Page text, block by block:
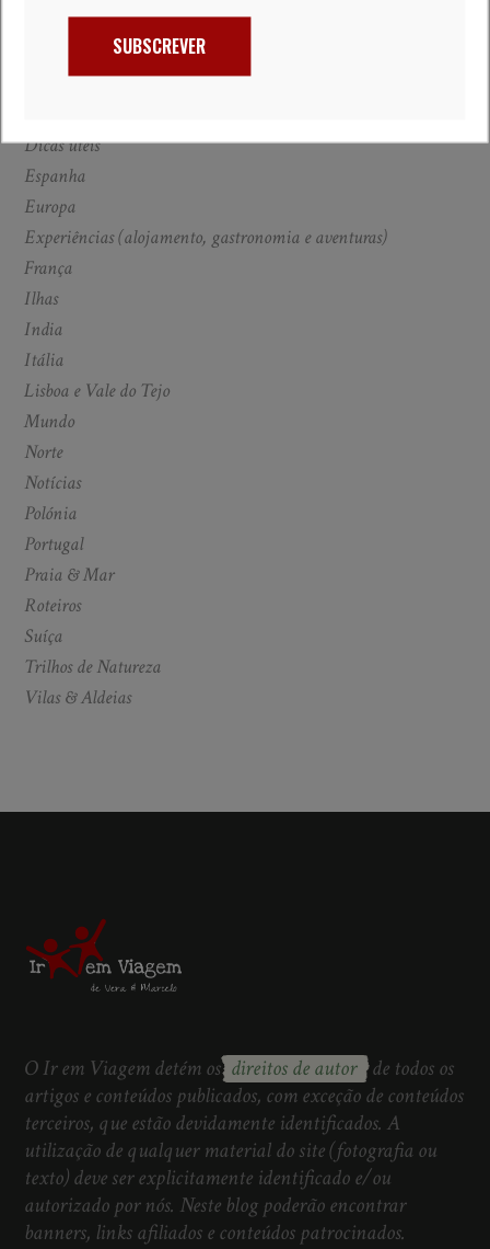
Caraíbas
Crónicas
Dicas úteis
Espanha
Europa
Experiências (alojamento, gastronomia e aventuras)
França
Ilhas
India
Itália
Lisboa e Vale do Tejo
Mundo
Norte
Notícias
Polónia
Portugal
Praia & Mar
Roteiros
Suíça
Trilhos de Natureza
Vilas & Aldeias
O Ir em Viagem detém os direitos de autor de todos os
artigos e conteúdos publicados, com exceção de conteúdos
terceiros, que estão devidamente identificados. A
utilização de qualquer material do site (fotografia ou
texto) deve ser explicitamente identificado e/ou
autorizado por nós. Neste blog poderão encontrar
banners, links afiliados e conteúdos patrocinados.
SUBSCREVER